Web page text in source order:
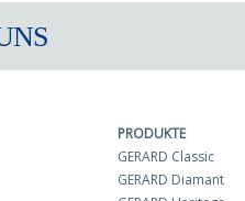
PRODUKTE
GERARD Classic
GERARD Diamant